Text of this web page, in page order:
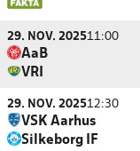
29. NOV. 202511:00
AaB
VRI
29. NOV. 202512:30
VSK Aarhus
Silkeborg IF